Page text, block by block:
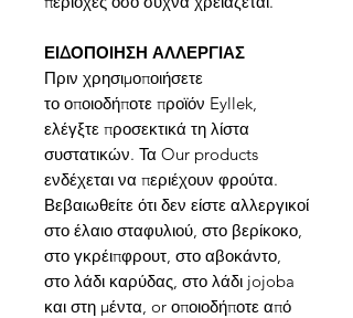
ΕΙΔΟΠΟΙΗΣΗ ΑΛΛΕΡΓΙΑΣ
Πριν χρησιμοποιήσετε
το οποιοδήποτε προϊόν Eyllek,
ελέγξτε προσεκτικά τη λίστα
συστατικών. Τα Our products
ενδέχεται να περιέχουν φρούτα.
Βεβαιωθείτε ότι δεν είστε αλλεργικοί
στο έλαιο σταφυλιού, στο βερίκοκο,
στο γκρέιπφρουτ, στο αβοκάντο,
στο λάδι καρύδας, στο λάδι jojoba
και στη μέντα, or οποιοδήποτε από